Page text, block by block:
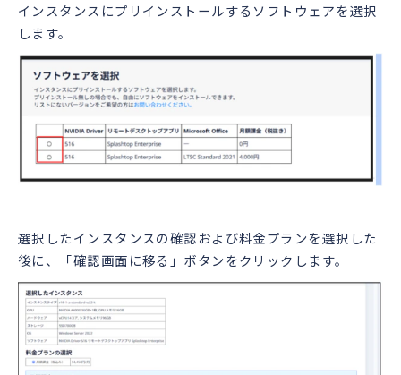
インスタンスにプリインストールするソフトウェアを選択
します。
選択したインスタンスの確認および料金プランを選択した
後に、「確認画面に移る」ボタンをクリックします。